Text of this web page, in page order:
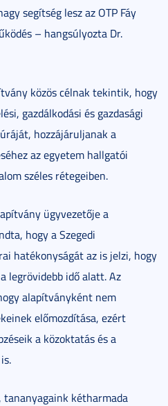
segítség lesz az OTP Fáy
– hangsúlyozta Dr.
közös célnak tekintik, hogy
gazdálkodási és gazdasági
hozzájáruljanak a
az egyetem hallgatói
széles rétegeiben.
ügyvezetője a
hogy a Szegedi
hatékonyságát az is jelzi, hogy
legrövidebb idő alatt. Az
alapítványként nem
előmozdítása, ezért
a közoktatás és a
kétharmada